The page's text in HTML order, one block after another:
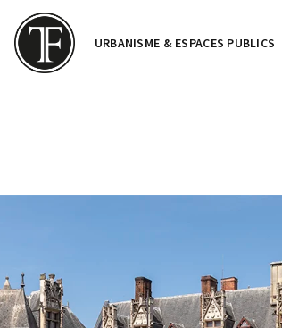
URBANISME & ESPACES PUBLICS